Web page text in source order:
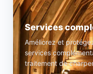
Services
Améliorez et
services
traitement de